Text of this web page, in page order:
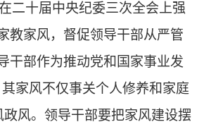
二十届中央纪委三次全会上强
教家风，督促领导干部从严管
干部作为推动党和国家事业发
家风不仅事关个人修养和家庭
风。领导干部要把家风建设摆